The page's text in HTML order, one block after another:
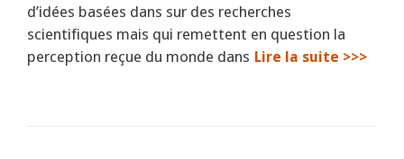
d’idées basées dans sur des recherches
scientifiques mais qui remettent en question la
perception reçue du monde dans Lire la suite >>>